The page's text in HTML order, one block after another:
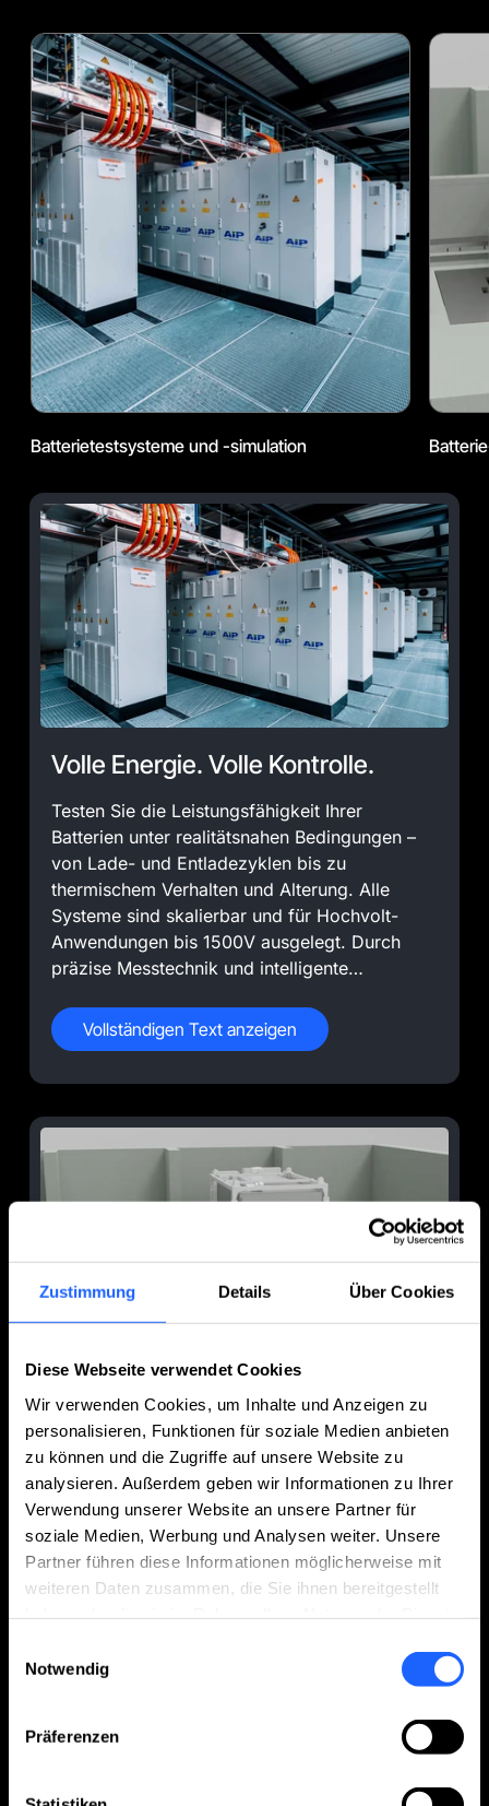
Zustimmung Details Über Cookies
Diese Webseite verwendet Cookies
Wir verwenden Cookies, um Inhalte und Anzeigen zu
personalisieren, Funktionen für soziale Medien anbieten
zu können und die Zugriffe auf unsere Website zu
analysieren. Außerdem geben wir Informationen zu Ihrer
Verwendung unserer Website an unsere Partner für
soziale Medien, Werbung und Analysen weiter. Unsere
Partner führen diese Informationen möglicherweise mit
weiteren Daten zusammen, die Sie ihnen bereitgestellt
Notwendig
Präferenzen
Batterietestsysteme und -simulation
Volle Energie. Volle Kontrolle.
Testen Sie die Leistungsfähigkeit Ihrer
Batterien unter realitätsnahen Bedingungen –
von Lade- und Entladezyklen bis zu
thermischem Verhalten und Alterung. Alle
Systeme sind skalierbar und für Hochvolt-
Anwendungen bis 1500V ausgelegt. Durch
präzise Messtechnik und intelligente
Daten für Effizienz, Lebensdauer und
Performance.
Vollständigen Text anzeigen
Simulieren Sie Kurzschluss-, Überlast- und
Crushtests unter kontrollierten
Laborbedingungen. Integrierte
Sicherheitseinrichtungen, thermisches
Management und automatische
Abschaltmechanismen gewährleisten einen
sicheren Betrieb in jeder Prüfphase. So prüfen
Sie Batterien zuverlässig, reproduzierbar und
Personal, Prüfling und Anlage.